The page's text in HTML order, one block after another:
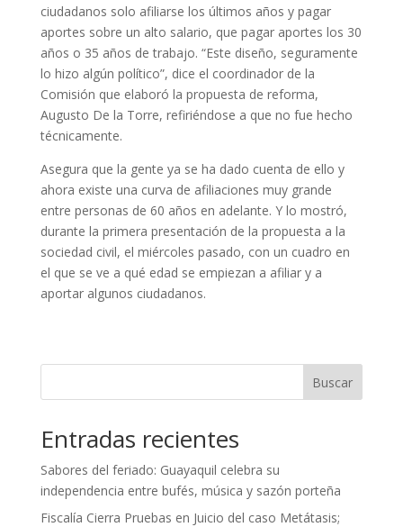
ciudadanos solo afiliarse los últimos años y pagar
aportes sobre un alto salario, que pagar aportes los 30
años o 35 años de trabajo. “Este diseño, seguramente
lo hizo algún político”, dice el coordinador de la
Comisión que elaboró la propuesta de reforma,
Augusto De la Torre, refiriéndose a que no fue hecho
técnicamente.
Asegura que la gente ya se ha dado cuenta de ello y
ahora existe una curva de afiliaciones muy grande
entre personas de 60 años en adelante. Y lo mostró,
durante la primera presentación de la propuesta a la
sociedad civil, el miércoles pasado, con un cuadro en
el que se ve a qué edad se empiezan a afiliar y a
aportar algunos ciudadanos.
Buscar
Entradas recientes
Sabores del feriado: Guayaquil celebra su
independencia entre bufés, música y sazón porteña
Fiscalía Cierra Pruebas en Juicio del caso Metátasis;